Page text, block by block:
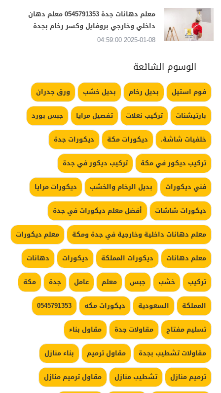
معلم دهانات جدة 0545791353 معلم دهان
داخلي وخارجي بروفايل وكسر رخام بجدة
2025-01-08 04:59:00
الوسوم الشائعة
فوم استيل بديل رخام بديل خشب
ورق جدران
بارتيشنات
تركيب نعلات تفصيل مرايا
جبس بورد
خلفيات شاشة.
ديكورات مكة
ديكورات جدة
تركيب ديكور في مكة
تركيب ديكور في جدة
فني ديكورات
بديل الرخام والخشب
ديكورات مرايا
ديكورات شاشات
أفضل معلم ديكورات في جدة
معلم دهانات داخلية وخارجية في جدة ومكة
معلم ديكورات
معلم دهانات
ديكورات المملكة ديكورات
دهانات
تركيب
خشب جبس معلم عامل جدة
مكة
المملكة
السعودية ديكورات مكه
0545791353
تسليم مفتاح
مقاولات جدة
مقاول بناء
مقاولات تشطيب بجدة
مقاول ترميم
بناء منازل
ترميم منازل
تشطيب منازل مقاول ترميم منازل